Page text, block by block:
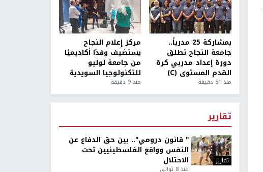
بمشاركة 25 مدرباً..
جامعة النجاح تطلق
دورة إعداد مدربي كرة
القدم المستوى (C)
منذ 51 دقيقة
مركز إعلام النجاح
يستضيف وفدًا أكاديميًا
من جامعة لوليو
للتكنولوجيا السويدية
منذ 9 دقيقة
تقارير
تقارير
" قانون درومي".. بين حق الدفاع عن
النفس وواقع الفلسطينيين تحت
الاحتلال
منذ 8 ثواني